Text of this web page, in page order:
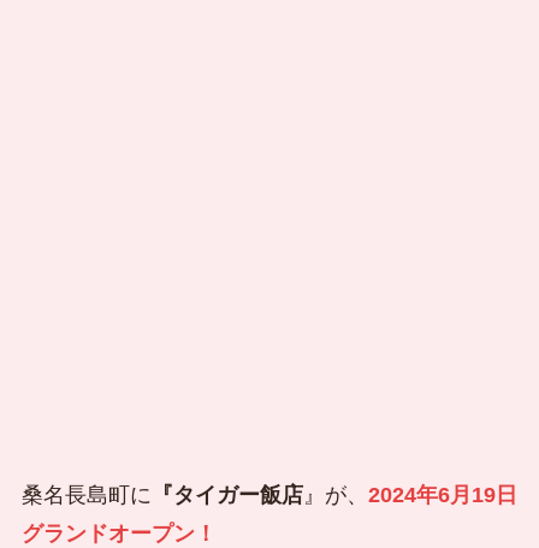
桑名長島町に 『タイガー飯店』が、 2024年6月19日
グランドオープン！